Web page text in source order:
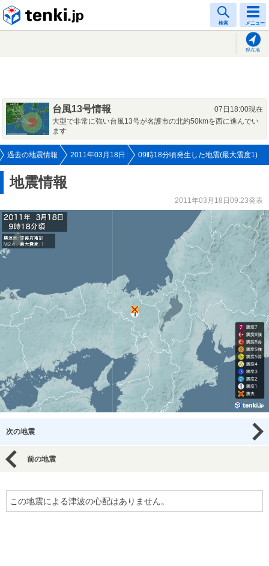
検索 メニュー
現在地
台風13号情報
07日18:00現在
大型で非常に強い台風13号が名護市の北約50kmを西に進んでい
ます
過去の地震情報 2011年03月18日 09時18分頃発生した地震(最大震度1)
地震情報
2011年03月18日09:23発表
次の地震
前の地震
この地震による津波の心配はありません。